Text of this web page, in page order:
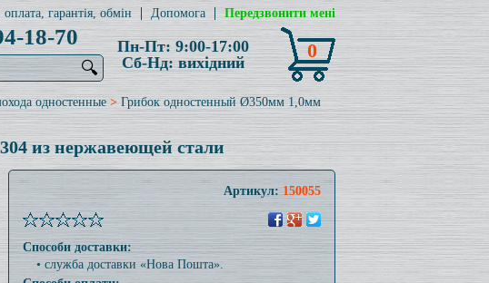
гарантія, обмін Допомога Передзвонити мені
18-70
🔍
Пн-Пт: 9:00-17:00
Сб-Нд: вихідний
0
одностенные>Грибок одностенный Ø350мм 1,0мм
из нержавеющей стали
Артикул:150055
Способи доставки:
• служба доставки «Нова Пошта».